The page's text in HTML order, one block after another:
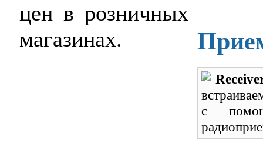
цен в розничных
магазинах.
с